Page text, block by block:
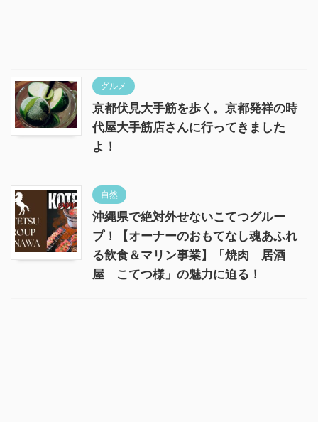
グルメ
京都伏見大手筋を歩く。京都発祥の時
代屋大手筋店さんに行ってきました
よ！
自然
沖縄県で絶対外せないこてつグルー
プ！【オーナーのおもてなし魂あふれ
る飲食＆マリン事業】「焼肉 居酒
屋 こてつ様」の魅力に迫る！